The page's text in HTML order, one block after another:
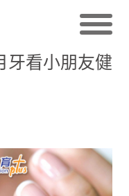
牙看小朋友健